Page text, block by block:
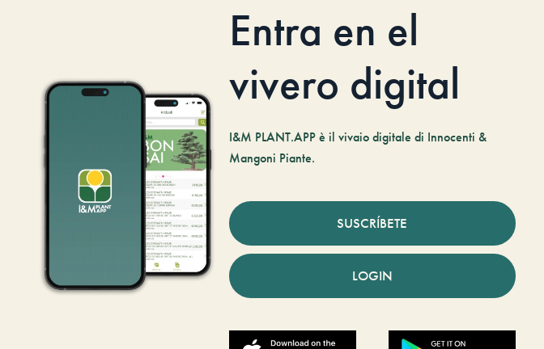
Entra en el
vivero digital
I&M PLANT.APP è il vivaio digitale di Innocenti &
Mangoni Piante.
SUSCRÍBETE
LOGIN